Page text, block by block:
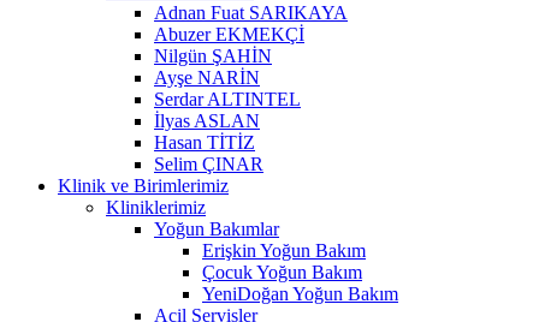
Adnan Fuat SARIKAYA
Abuzer EKMEKÇİ
Nilgün ŞAHİN
Ayşe NARİN
Serdar ALTINTEL
İlyas ASLAN
Hasan TİTİZ
Selim ÇINAR
Klinik ve Birimlerimiz
Kliniklerimiz
Yoğun Bakımlar
Erişkin Yoğun Bakım
Çocuk Yoğun Bakım
YeniDoğan Yoğun Bakım
Acil Servisler